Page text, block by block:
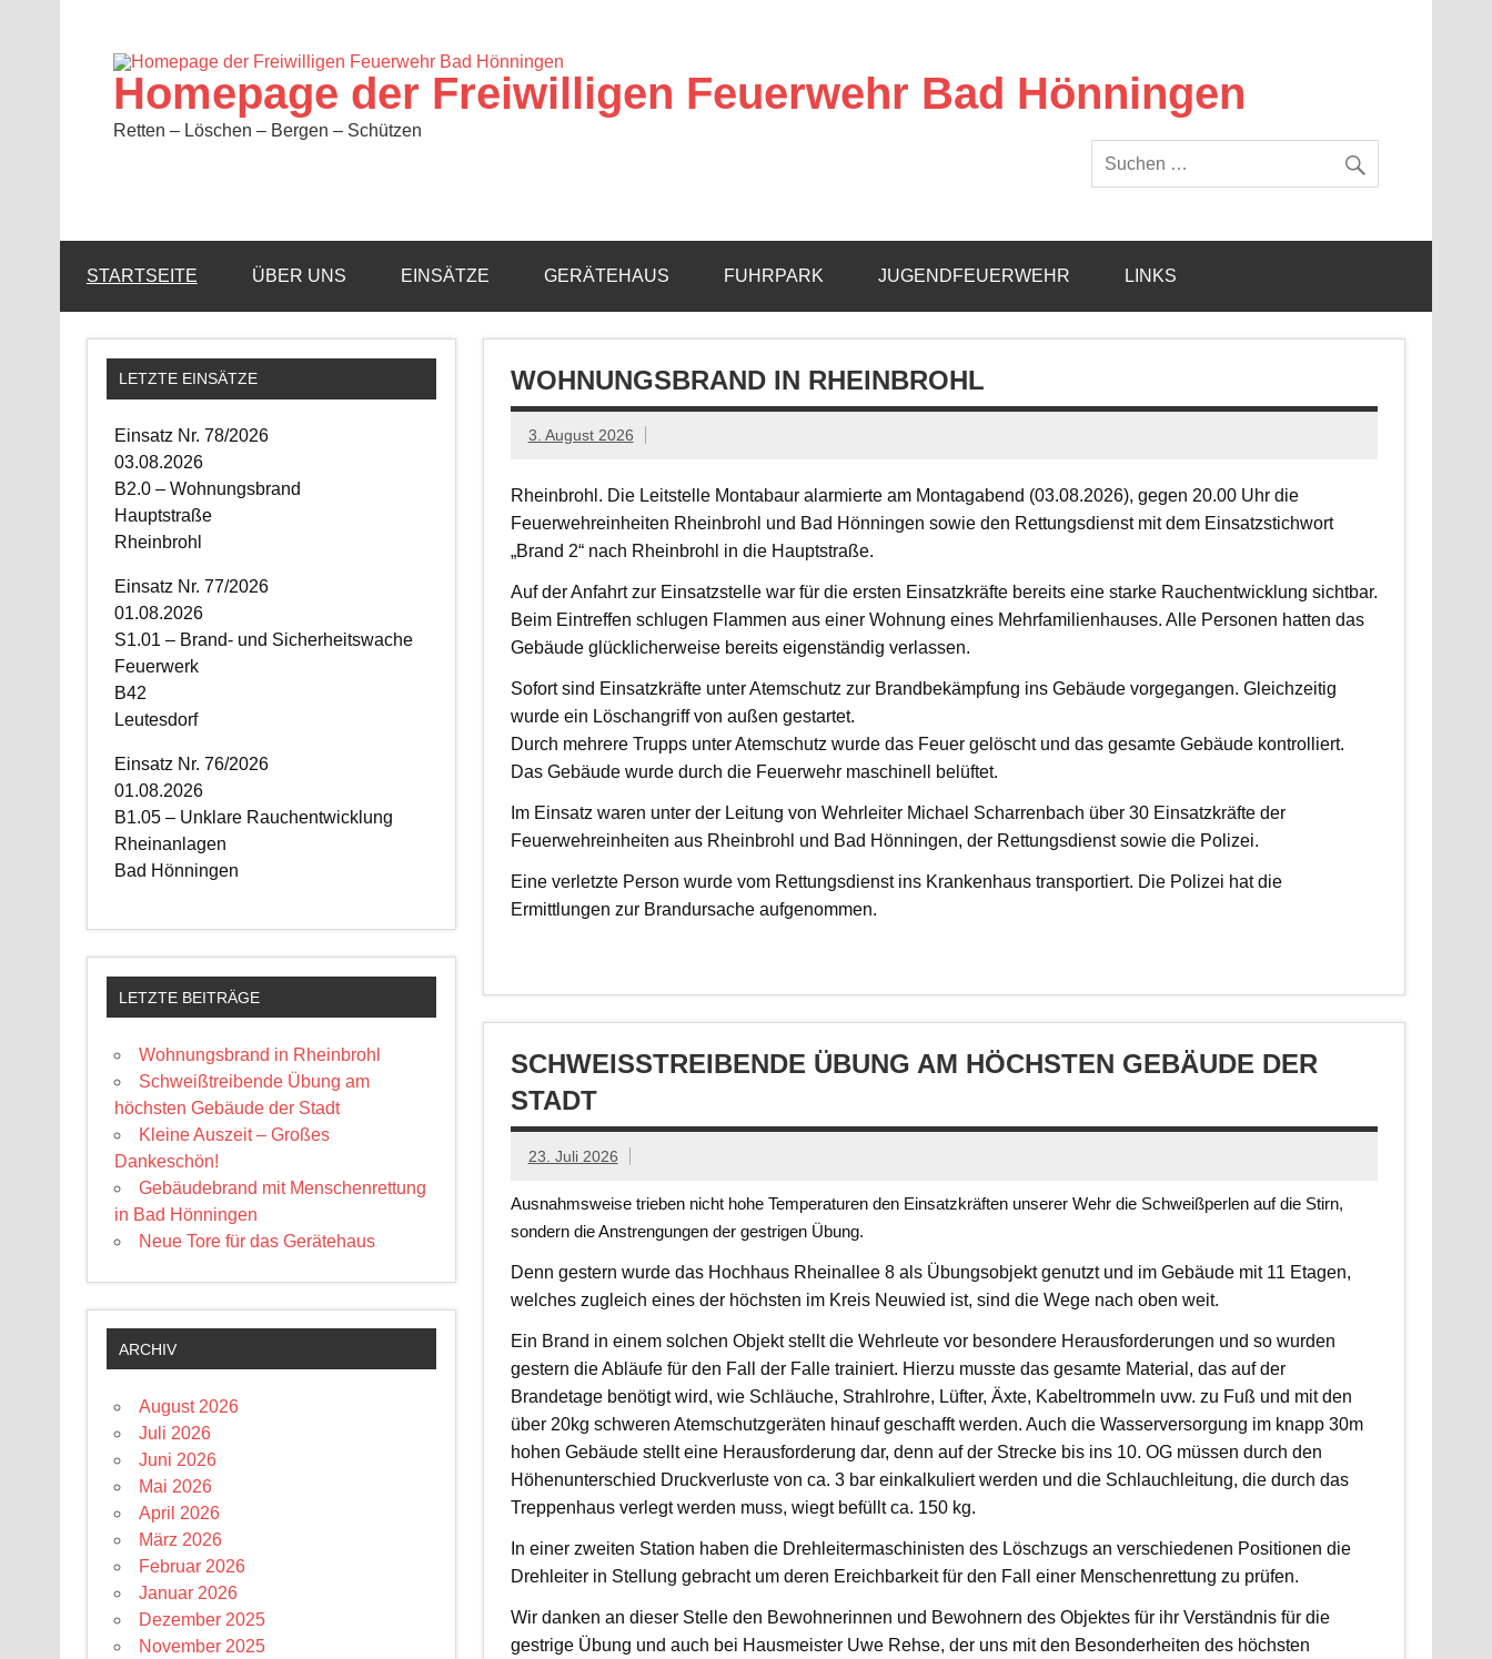
Homepage der Freiwilligen Feuerwehr Bad Hönningen
Retten – Löschen – Bergen – Schützen
STARTSEITE ÜBER UNS EINSÄTZE GERÄTEHAUS FUHRPARK JUGENDFEUERWEHR LINKS
WOHNUNGSBRAND IN RHEINBROHL
3. August 2026
Rheinbrohl. Die Leitstelle Montabaur alarmierte am Montagabend (03.08.2026), gegen 20.00 Uhr die
Feuerwehreinheiten Rheinbrohl und Bad Hönningen sowie den Rettungsdienst mit dem Einsatzstichwort
„Brand 2“ nach Rheinbrohl in die Hauptstraße.
Auf der Anfahrt zur Einsatzstelle war für die ersten Einsatzkräfte bereits eine starke Rauchentwicklung sichtbar.
Beim Eintreffen schlugen Flammen aus einer Wohnung eines Mehrfamilienhauses. Alle Personen hatten das
Gebäude glücklicherweise bereits eigenständig verlassen.
Sofort sind Einsatzkräfte unter Atemschutz zur Brandbekämpfung ins Gebäude vorgegangen. Gleichzeitig
wurde ein Löschangriff von außen gestartet.
Durch mehrere Trupps unter Atemschutz wurde das Feuer gelöscht und das gesamte Gebäude kontrolliert.
Das Gebäude wurde durch die Feuerwehr maschinell belüftet.
Im Einsatz waren unter der Leitung von Wehrleiter Michael Scharrenbach über 30 Einsatzkräfte der
Feuerwehreinheiten aus Rheinbrohl und Bad Hönningen, der Rettungsdienst sowie die Polizei.
Eine verletzte Person wurde vom Rettungsdienst ins Krankenhaus transportiert. Die Polizei hat die
Ermittlungen zur Brandursache aufgenommen.
SCHWEISSTREIBENDE ÜBUNG AM HÖCHSTEN GEBÄUDE DER S
TADT
23. Juli 2026
Ausnahmsweise trieben nicht hohe Temperaturen den Einsatzkräften unserer Wehr die Schweißperlen auf die Stirn,
sondern die Anstrengungen der gestrigen Übung.
Denn gestern wurde das Hochhaus Rheinallee 8 als Übungsobjekt genutzt und im Gebäude mit 11 Etagen,
welches zugleich eines der höchsten im Kreis Neuwied ist, sind die Wege nach oben weit.
Ein Brand in einem solchen Objekt stellt die Wehrleute vor besondere Herausforderungen und so wurden
gestern die Abläufe für den Fall der Falle trainiert. Hierzu musste das gesamte Material, das auf der
Brandetage benötigt wird, wie Schläuche, Strahlrohre, Lüfter, Äxte, Kabeltrommeln uvw. zu Fuß und mit den
über 20kg schweren Atemschutzgeräten hinauf geschafft werden. Auch die Wasserversorgung im knapp 30m
hohen Gebäude stellt eine Herausforderung dar, denn auf der Strecke bis ins 10. OG müssen durch den
Höhenunterschied Druckverluste von ca. 3 bar einkalkuliert werden und die Schlauchleitung, die durch das
Treppenhaus verlegt werden muss, wiegt befüllt ca. 150 kg.
In einer zweiten Station haben die Drehleitermaschinisten des Löschzugs an verschiedenen Positionen die
Drehleiter in Stellung gebracht um deren Ereichbarkeit für den Fall einer Menschenrettung zu prüfen.
Wir danken an dieser Stelle den Bewohnerinnen und Bewohnern des Objektes für ihr Verständnis für die
gestrige Übung und auch bei Hausmeister Uwe Rehse, der uns mit den Besonderheiten des höchsten
LETZTE EINSÄTZE
Einsatz Nr. 78/2026
03.08.2026
B2.0 – Wohnungsbrand
Hauptstraße
Rheinbrohl
Einsatz Nr. 77/2026
01.08.2026
S1.01 – Brand- und Sicherheitswache
Feuerwerk
B42
Leutesdorf
Einsatz Nr. 76/2026
01.08.2026
B1.05 – Unklare Rauchentwicklung
Rheinanlagen
Bad Hönningen
LETZTE BEITRÄGE
Wohnungsbrand in Rheinbrohl
Schweißtreibende Übung am
höchsten Gebäude der Stadt
Kleine Auszeit – Großes
Dankeschön!
Gebäudebrand mit Menschenrettung
in Bad Hönningen
Neue Tore für das Gerätehaus
ARCHIV
August 2026
Juli 2026
Juni 2026
Mai 2026
April 2026
März 2026
Februar 2026
Januar 2026
Dezember 2025
November 2025